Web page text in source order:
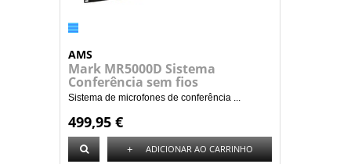
AMS
Mark MR5000D Sistema
Conferência sem fios
Sistema de microfones de conferência ...
499,95 €
+ ADICIONAR AO CARRINHO